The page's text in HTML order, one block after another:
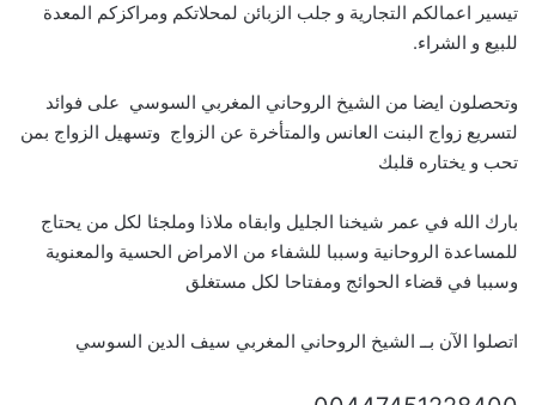
تيسير اعمالكم التجارية و جلب الزبائن لمحلاتكم ومراكزكم المعدة
للبيع و الشراء.
وتحصلون ايضا من الشيخ الروحاني المغربي السوسي على فوائد
لتسريع زواج البنت العانس والمتأخرة عن الزواج وتسهيل الزواج بمن
تحب و يختاره قلبك
بارك الله في عمر شيخنا الجليل وابقاه ملاذا وملجئا لكل من يحتاج
للمساعدة الروحانية وسببا للشفاء من الامراض الحسية والمعنوية
وسببا في قضاء الحوائج ومفتاحا لكل مستغلق
اتصلوا الآن بــ الشيخ الروحاني المغربي سيف الدين السوسي